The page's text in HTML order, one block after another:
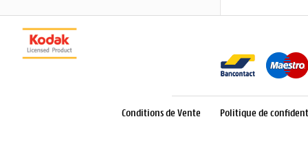
Conditions de Vente Politique de